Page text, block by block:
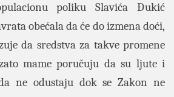
poliku Slavića Đukić
obećala da će do izmena doći,
da sredstva za takve promene
mame poručuju da su ljute i
ne odustaju dok se Zakon ne